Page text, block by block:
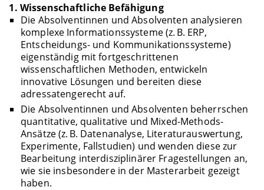
1. Wissenschaftliche Befähigung
Die Absolventinnen und Absolventen analysieren
komplexe Informationssysteme (z. B. ERP,
Entscheidungs- und Kommunikationssysteme)
eigenständig mit fortgeschrittenen
wissenschaftlichen Methoden, entwickeln
innovative Lösungen und bereiten diese
adressatengerecht auf.
Die Absolventinnen und Absolventen beherrschen
quantitative, qualitative und Mixed-Methods-
Ansätze (z. B. Datenanalyse, Literaturauswertung,
Experimente, Fallstudien) und wenden diese zur
Bearbeitung interdisziplinärer Fragestellungen an,
wie sie insbesondere in der Masterarbeit gezeigt
haben.